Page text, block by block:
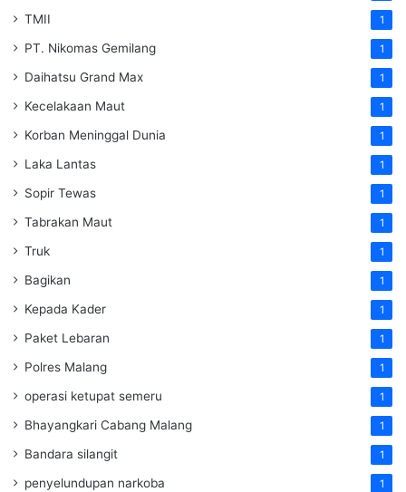
TMII 1
PT. Nikomas Gemilang 1
Daihatsu Grand Max 1
Kecelakaan Maut 1
Korban Meninggal Dunia 1
Laka Lantas 1
Sopir Tewas 1
Tabrakan Maut 1
Truk 1
Bagikan 1
Kepada Kader 1
Paket Lebaran 1
Polres Malang 1
operasi ketupat semeru 1
Bhayangkari Cabang Malang 1
Bandara silangit 1
penyelundupan narkoba 1